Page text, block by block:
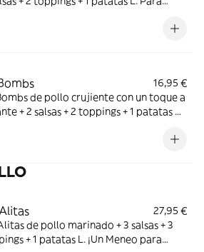
16,95 €
de pollo crujiente con un toque a
+ 2 salsas + 2 toppings + 1 patatas M.
27,95 €
de pollo marinado + 3 salsas + 3
+ 1 patatas L. ¡Un Meneo para